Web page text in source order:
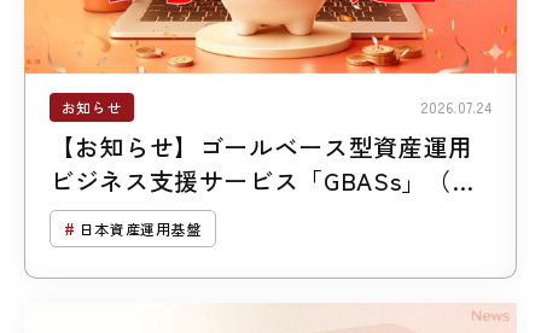
お知らせ 2026.07.24
【お知らせ】ゴールベース型資産運用
ビジネス支援サービス「GBASs」（ジ
ーバス）のご支援残高1,300億円突破
日本資産運用基盤